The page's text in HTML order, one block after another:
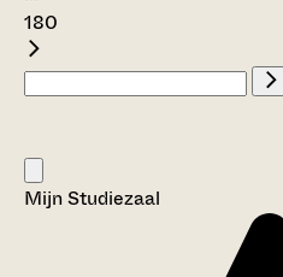
180
Mijn Studiezaal